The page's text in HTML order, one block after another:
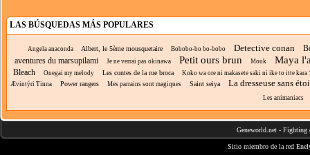
LAS BÚSQUEDAS MÁS POPULARES
Angela anaconda Albert, le 5ème mousquetaire Bobobo-bo bo-bobo Detective conan
aventures du marsupilami
Je ne verrai pas okinawa Petit ours brun Mouk Maya
Bleach Onegai my melody Les contes de la rue broca
Koko wa ore ni makasete saki ni ike to itte kara
Ævintýri Tinna
Power rangers Mes parrains sont magiques Saint seiya La dresseuse sans
Les animaniacs
Geneworld.net - Fighting
Sitio miembro de la red